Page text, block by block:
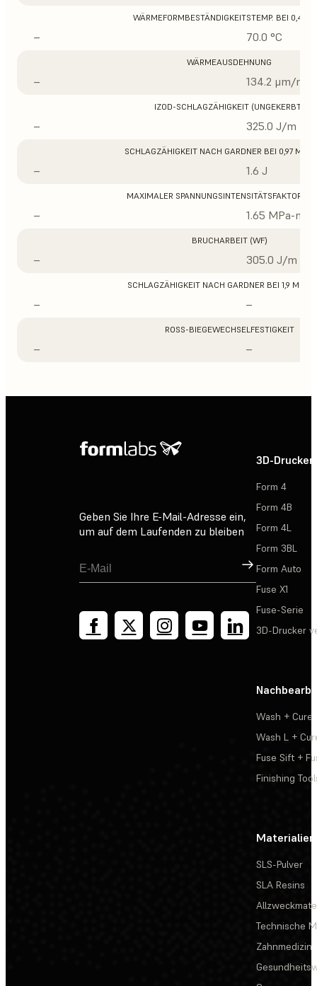
WÄRMEFORMBESTÄNDIGKEITSTEMP. BEI 0,45
– 70.0 °C
WÄRMEAUSDEHNUNG
– 134.2 μm/m/
IZOD-SCHLAGZÄHIGKEIT (UNGEKERBT)
– 325.0 J/m
SCHLAGZÄHIGKEIT NACH GARDNER BEI 0,97 MM
– 1.6 J
MAXIMALER SPANNUNGSINTENSITÄTSFAKTOR
– 1.65 MPa-m1/
BRUCHARBEIT (WF)
– 305.0 J/m
SCHLAGZÄHIGKEIT NACH GARDNER BEI 1,9 MM
– –
ROSS-BIEGEWECHSELFESTIGKEIT
– –
Geben Sie Ihre E-Mail-Adresse ein,
um auf dem Laufenden zu bleiben
Registrieren
3D-Drucker
Form 4
Form 4B
Form 4L
Form 3BL
Form Auto
Fuse X1
Fuse-Serie
3D-Drucker
Wash + Cure
Wash L +
Fuse Sift +
Finishing
Materialien
SLS-Pulver
SLA Resins
Technische
Zahnmedizin